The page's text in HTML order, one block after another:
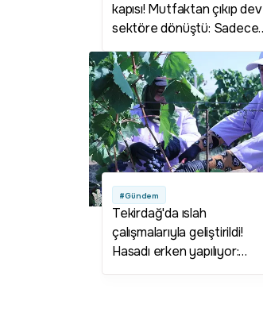
kapısı! Mutfaktan çıkıp dev
sektöre dönüştü: Sadece
yeni dükkan açıldı
#Gündem
Tekirdağ'da ıslah
çalışmalarıyla geliştirildi!
Hasadı erken yapılıyor: